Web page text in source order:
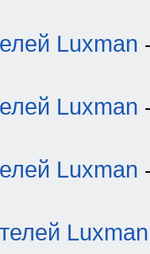
Luxman
Luxman
Luxman
Luxman